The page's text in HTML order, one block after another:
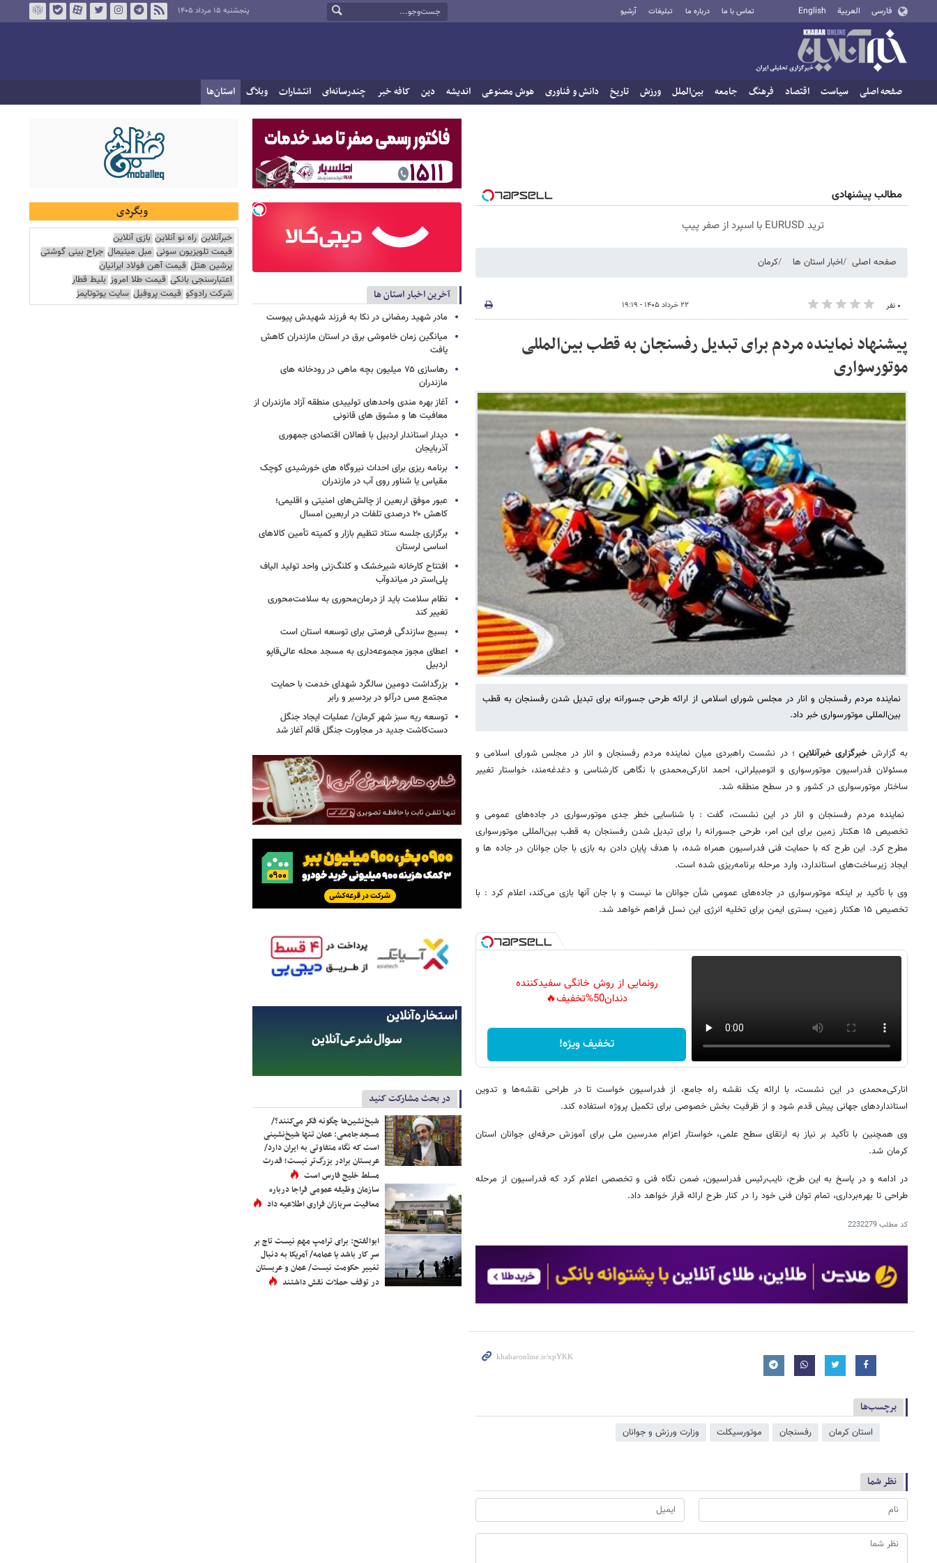
فارسی العربية English تماس با ما درباره ما تبلیغات آرشیو پنجشنبه ۱۵ مرداد ۱۴۰۵
صفحه اصلی سیاست اقتصاد فرهنگ جامعه بین‌الملل ورزش تاریخ دانش و فناوری هوش مصنوعی اندیشه دین کافه خبر چندرسانه‌ای انتشارات وبلاگ استان‌ها
مطالب پیشنهادی
ترید EURUSD با اسپرد از صفر پیپ
صفحه اصلی اخبار استان ها کرمان
۰ نفر ۲۲ خرداد ۱۴۰۵ - ۱۹:۱۹
پیشنهاد نماینده مردم برای تبدیل رفسنجان به قطب بین‌المللی
موتورسواری
نماینده مردم رفسنجان و انار در مجلس شورای اسلامی از ارائه طرحی جسورانه برای تبدیل شدن رفسنجان به قطب
بین‌المللی موتورسواری خبر داد.
به گزارشخبرگزاری خبرآنلاین؛ در نشست راهبردی میان نماینده مردم رفسنجان و انار در مجلس شورای اسلامی و
مسئولان فدراسیون موتورسواری و اتومبیلرانی، احمد انارکی‌محمدی با نگاهی کارشناسی و دغدغه‌مند، خواستار تغییر
ساختار موتورسواری در کشور و در سطح منطقه شد.
نماینده مردم رفسنجان و انار در این نشست، گفت : با شناسایی خطر جدی موتورسواری در جاده‌های عمومی و
تخصیص ۱۵ هکتار زمین برای این امر، طرحی جسورانه را برای تبدیل شدن رفسنجان به قطب بین‌المللی موتورسواری
مطرح کرد. این طرح که با حمایت فنی فدراسیون همراه شده، با هدف پایان دادن به بازی با جان جوانان در جاده ها و
ایجاد زیرساخت‌های استاندارد، وارد مرحله برنامه‌ریزی شده است.
وی با تأکید بر اینکه موتورسواری در جاده‌های عمومی شأن جوانان ما نیست و با جان آنها بازی می‌کند، اعلام کرد : با
تخصیص ۱۵ هکتار زمین، بستری ایمن برای تخلیه انرژی این نسل فراهم خواهد شد.
رونمایی از روش خانگی سفیدکننده
دندان50%تخفیف🔥
تخفیف ویژه!
انارکی‌محمدی در این نشست، با ارائه یک نقشه راه جامع، از فدراسیون خواست تا در طراحی نقشه‌ها و تدوین
استانداردهای جهانی پیش قدم شود و از ظرفیت بخش خصوصی برای تکمیل پروژه استفاده کند.
وی همچنین با تأکید بر نیاز به ارتقای سطح علمی، خواستار اعزام مدرسین ملی برای آموزش حرفه‌ای جوانان استان
کرمان شد.
در ادامه و در پاسخ به این طرح، نایب‌رئیس فدراسیون، ضمن نگاه فنی و تخصصی اعلام کرد که فدراسیون از مرحله
طراحی تا بهره‌برداری، تمام توان فنی خود را در کنار طرح ارائه قرار خواهد داد.
کد مطلب2232279
برچسب‌ها
استان کرمان رفسنجان موتورسیکلت وزارت ورزش و جوانان
نظر شما
آخرین اخبار استان ها
مادر شهید رمضانی در نکا به فرزند شهیدش پیوست
میانگین زمان خاموشی برق در استان مازندران کاهش
یافت
رهاسازی ۷۵ میلیون بچه ماهی در رودخانه های
مازندران
آغاز بهره مندی واحدهای تولییدی منطقه آزاد مازندران از
معافیت ها و مشوق های قانونی
دیدار استاندار اردبیل با فعالان اقتصادی جمهوری
آذربایجان
برنامه ریزی برای احداث نیروگاه های خورشیدی کوچک
مقیاس یا شناور روی آب در مازندران
عبور موفق اربعین از چالش‌های امنیتی و اقلیمی؛
کاهش ۲۰ درصدی تلفات در اربعین امسال
برگزاری جلسه ستاد تنظیم بازار و کمیته تأمین کالاهای
اساسی لرستان
افتتاح کارخانه شیرخشک و کلنگ‌زنی واحد تولید الیاف
پلی‌استر در میاندوآب
نظام سلامت باید از درمان‌محوری به سلامت‌محوری
تغییر کند
بسیج سازندگی فرصتی برای توسعه استان است
اعطای مجوز مجموعه‌داری به مسجد محله عالی‌قاپو
اردبیل
بزرگداشت دومین سالگرد شهدای خدمت با حمایت
مجتمع مس درآلو در بردسیر و رابر
توسعه ریه سبز شهر کرمان/ عملیات ایجاد جنگل
دست‌کاشت جدید در مجاورت جنگل قائم آغاز شد
در بحث مشارکت کنید
شیخ‌نشین‌ها چگونه فکر می‌کنند؟/
مسجدجامعی: عمان تنها شیخ‌نشینی
است که نگاه متفاوتی به ایران دارد/
عربستان برادر بزرگ‌تر نیست؛ قدرت
مسلط خلیج فارس است
سازمان وظیفه عمومی فراجا درباره
معافیت سربازان فراری اطلاعیه داد
ابوالفتح: برای ترامپ مهم نیست تاج بر
سر کار باشد یا عمامه/ آمریکا به دنبال
تغییر حکومت نیست/ عمان و عربستان
در توقف حملات نقش داشتند
وبگردی
خبرآنلاین راه نو آنلاین بازی آنلاین
قیمت تلویزیون سونی مبل مینیمال جراح بینی گوشتی
پرشین هتل قیمت آهن فولاد ایرانیان
اعتبارسنجی بانکی قیمت طلا امروز بلیط قطار
شرکت رادوکو قیمت پروفیل سایت یوتوتایمز